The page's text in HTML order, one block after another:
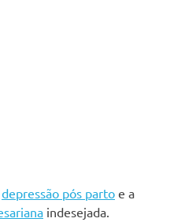
depressão pós parto e a
indesejada.